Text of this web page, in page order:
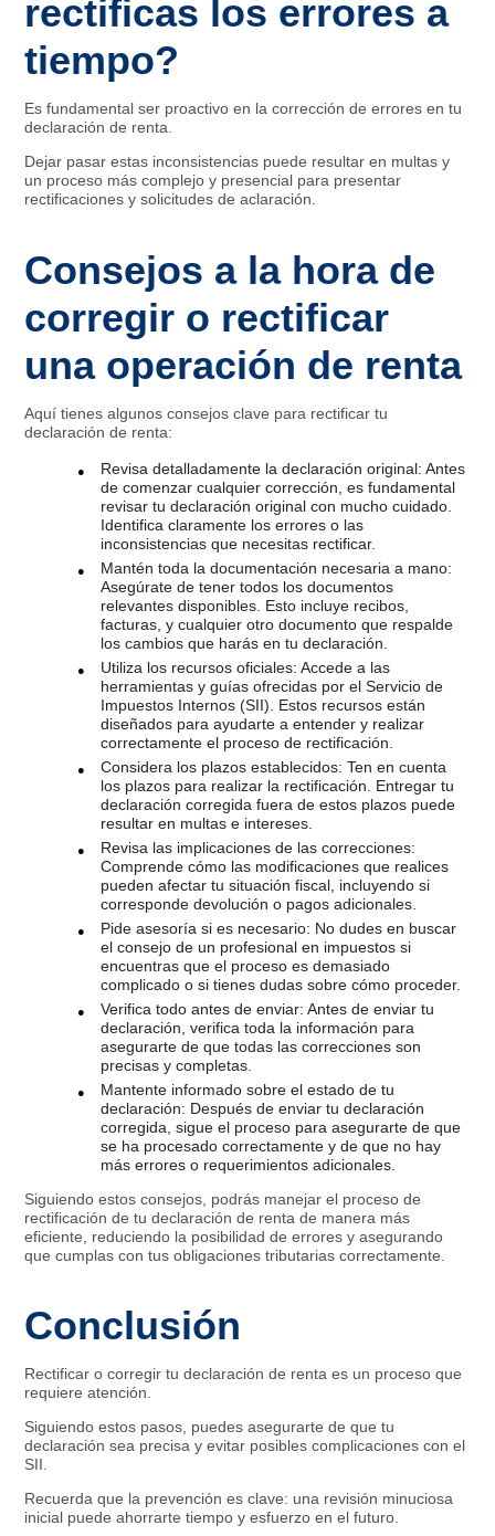
rectificas los errores a
tiempo?
Es fundamental ser proactivo en la corrección de errores en tu
declaración de renta.
Dejar pasar estas inconsistencias puede resultar en multas y
un proceso más complejo y presencial para presentar
rectificaciones y solicitudes de aclaración.
Consejos a la hora de
corregir o rectificar
una operación de renta
Aquí tienes algunos consejos clave para rectificar tu
declaración de renta:
Revisa detalladamente la declaración original: Antes
de comenzar cualquier corrección, es fundamental
revisar tu declaración original con mucho cuidado.
Identifica claramente los errores o las
inconsistencias que necesitas rectificar.
Mantén toda la documentación necesaria a mano:
Asegúrate de tener todos los documentos
relevantes disponibles. Esto incluye recibos,
facturas, y cualquier otro documento que respalde
los cambios que harás en tu declaración.
Utiliza los recursos oficiales: Accede a las
herramientas y guías ofrecidas por el Servicio de
Impuestos Internos (SII). Estos recursos están
diseñados para ayudarte a entender y realizar
correctamente el proceso de rectificación.
Considera los plazos establecidos: Ten en cuenta
los plazos para realizar la rectificación. Entregar tu
declaración corregida fuera de estos plazos puede
resultar en multas e intereses.
Revisa las implicaciones de las correcciones:
Comprende cómo las modificaciones que realices
pueden afectar tu situación fiscal, incluyendo si
corresponde devolución o pagos adicionales.
Pide asesoría si es necesario: No dudes en buscar
el consejo de un profesional en impuestos si
encuentras que el proceso es demasiado
complicado o si tienes dudas sobre cómo proceder.
Verifica todo antes de enviar: Antes de enviar tu
declaración, verifica toda la información para
asegurarte de que todas las correcciones son
precisas y completas.
Mantente informado sobre el estado de tu
declaración: Después de enviar tu declaración
corregida, sigue el proceso para asegurarte de que
se ha procesado correctamente y de que no hay
más errores o requerimientos adicionales.
Siguiendo estos consejos, podrás manejar el proceso de
rectificación de tu declaración de renta de manera más
eficiente, reduciendo la posibilidad de errores y asegurando
que cumplas con tus obligaciones tributarias correctamente.
Conclusión
Rectificar o corregir tu declaración de renta es un proceso que
requiere atención.
Siguiendo estos pasos, puedes asegurarte de que tu
declaración sea precisa y evitar posibles complicaciones con el
SII.
Recuerda que la prevención es clave: una revisión minuciosa
inicial puede ahorrarte tiempo y esfuerzo en el futuro.